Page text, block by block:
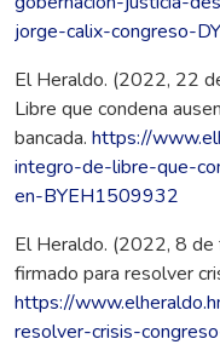
jorge-calix-congreso-
El Heraldo. (2022, 22
Libre que condena
bancada. https://
integro-de-libre-que-
en-BYEH1509932
El Heraldo. (2022, 8 de
firmado para resolver
https://
resolver-crisis-